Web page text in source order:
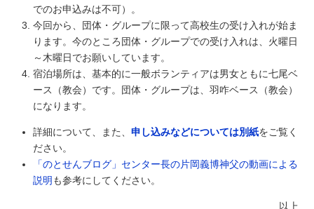
でのお申込みは不可）。
今回から、団体・グループに限って高校生の受け入れが始ま
ります。今のところ団体・グループでの受け入れは、火曜日
～木曜日でお願いしています。
宿泊場所は、基本的に一般ボランティアは男女ともに七尾ベ
ース（教会）です。団体・グループは、羽咋ベース（教会）
になります。
詳細について、また、申し込みなどについては別紙をご覧く
ださい。
「のとせんブログ」センター長の片岡義博神父の動画による
説明 も参考にしてください。
以上